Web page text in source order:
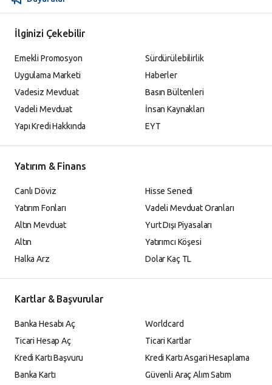
İlginizi Çekebilir
Emekli Promosyon
Uygulama Marketi
Vadesiz Mevduat
Vadeli Mevduat
Yapı Kredi Hakkında
Sürdürülebilirlik
Haberler
Basın Bültenleri
İnsan Kaynakları
EYT
Yatırım & Finans
Canlı Döviz
Yatırım Fonları
Altın Mevduat
Altın
Halka Arz
Hisse Senedi
Vadeli Mevduat Oranları
Yurt Dışı Piyasaları
Yatırımcı Köşesi
Dolar Kaç TL
Kartlar & Başvurular
Banka Hesabı Aç
Ticari Hesap Aç
Kredi Kartı Başvuru
Banka Kartı
Worldcard
Ticari Kartlar
Kredi Kartı Asgari Hesaplama
Güvenli Araç Alım Satım